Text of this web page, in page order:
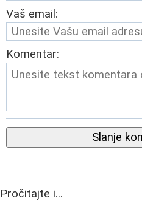
Vaš email:
Komentar:
Slanje
Pročitajte i...